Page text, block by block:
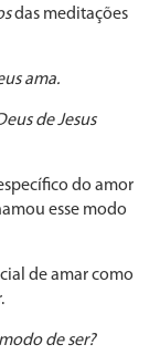
das meditações
ama.
de Jesus
do amor
esse modo
de amar como
de ser?